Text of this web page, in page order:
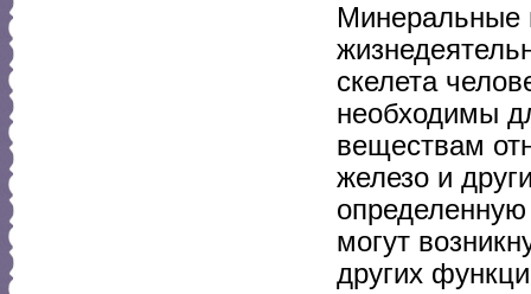
Минеральные
скелета
необходимы
веществам
железо и
определенную
могут
других